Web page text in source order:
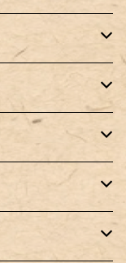
ート